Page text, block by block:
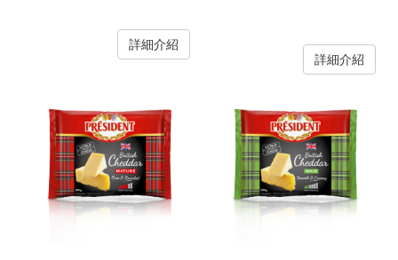
詳細介紹
如須購買，請與聯馥客服同仁聯
詳細介紹